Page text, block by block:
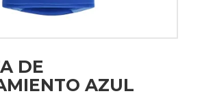
DE
AZUL